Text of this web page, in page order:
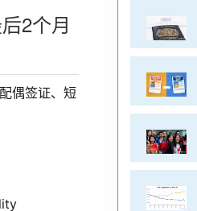
2个月
偶签证、短